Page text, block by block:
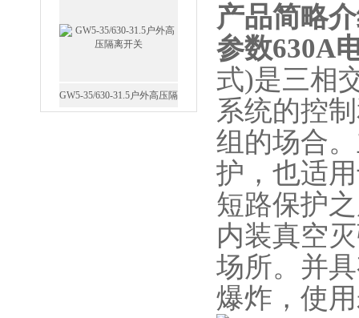
GW5-35/630-31.5户外高压隔
产品简略
参数630A
式)是三相
系统的控
组的场合
护，也适
短路保护
内装真空
场所。并
爆炸，使